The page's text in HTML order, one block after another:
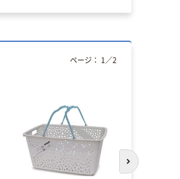
ページ： 1 ／2
次のスライド